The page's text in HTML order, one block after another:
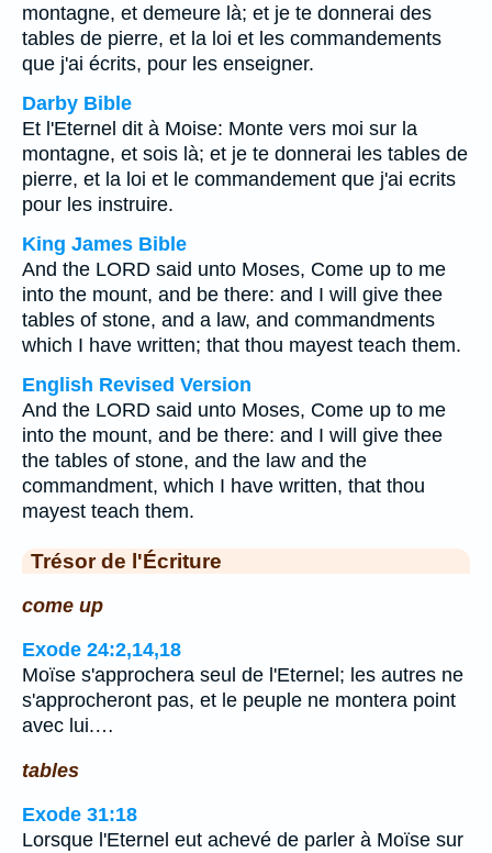
montagne, et demeure là; et je te donnerai des
tables de pierre, et la loi et les commandements
que j'ai écrits, pour les enseigner.
Darby Bible
Et l'Eternel dit à Moise: Monte vers moi sur la
montagne, et sois là; et je te donnerai les tables de
pierre, et la loi et le commandement que j'ai ecrits
pour les instruire.
King James Bible
And the LORD said unto Moses, Come up to me
into the mount, and be there: and I will give thee
tables of stone, and a law, and commandments
which I have written; that thou mayest teach them.
English Revised Version
And the LORD said unto Moses, Come up to me
into the mount, and be there: and I will give thee
the tables of stone, and the law and the
commandment, which I have written, that thou
mayest teach them.
Trésor de l'Écriture
come up
Exode 24:2,14,18
Moïse s'approchera seul de l'Eternel; les autres ne
s'approcheront pas, et le peuple ne montera point
avec lui.…
tables
Exode 31:18
Lorsque l'Eternel eut achevé de parler à Moïse sur